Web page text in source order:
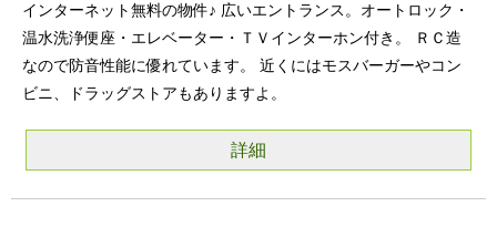
インターネット無料の物件♪ 広いエントランス。オートロック・
温水洗浄便座・エレベーター・ＴＶインターホン付き。 ＲＣ造
なので防音性能に優れています。 近くにはモスバーガーやコン
ビニ、ドラッグストアもありますよ。
詳細